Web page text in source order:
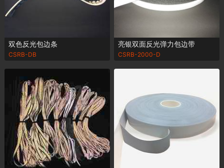
双色反光包边条
CSRB-DB
亮银双面反光弹力包边带
CSRB-2000-D